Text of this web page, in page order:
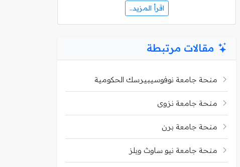
اقرأ المزيد..
مقالات مرتبطة
منحة جامعة نوفوسيبيرسك الحكومية
منحة جامعة نزوى
منحة جامعة برن
منحة جامعة نيو ساوث ويلز